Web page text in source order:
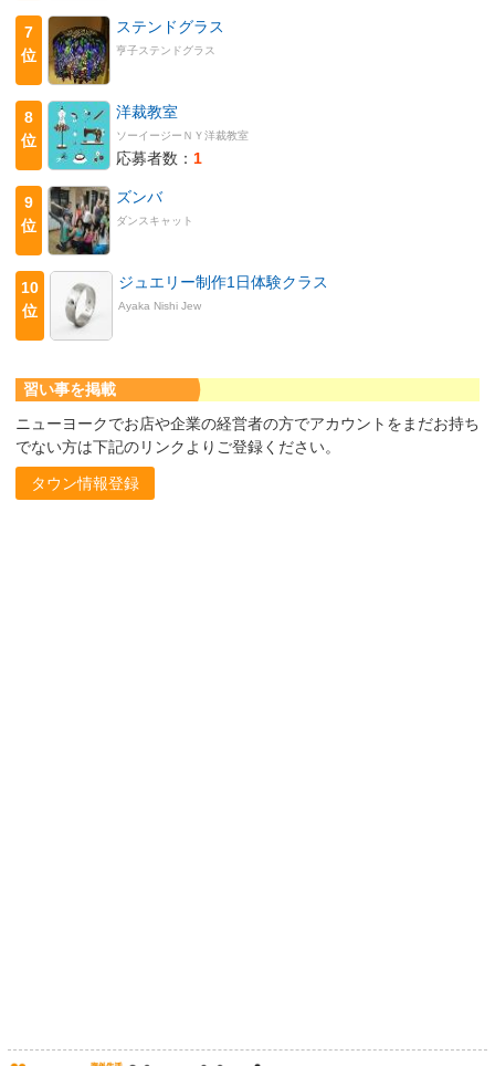
7
位
ステンドグラス
亨子ステンドグラス
8
位
洋裁教室
ソーイージーＮＹ洋裁教室
応募者数： 1
9
位
ズンバ
ダンスキャット
10
位
ジュエリー制作1日体験クラス
Ayaka Nishi Jew
習い事を掲載
ニューヨークでお店や企業の経営者の方でアカウントをまだお持ち
でない方は下記のリンクよりご登録ください。
タウン情報登録